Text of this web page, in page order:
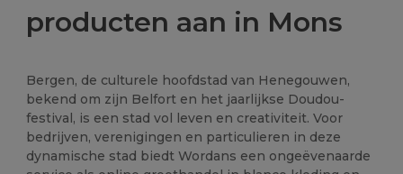
producten aan in Mons
Bergen, de culturele hoofdstad van Henegouwen,
bekend om zijn Belfort en het jaarlijkse Doudou-
festival, is een stad vol leven en creativiteit. Voor
bedrijven, verenigingen en particulieren in deze
dynamische stad biedt Wordans een ongeëvenaarde